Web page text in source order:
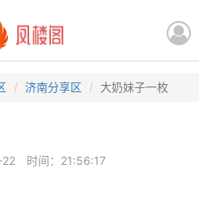
济南分享区 大奶妹子一枚
22 时间：21:56:17